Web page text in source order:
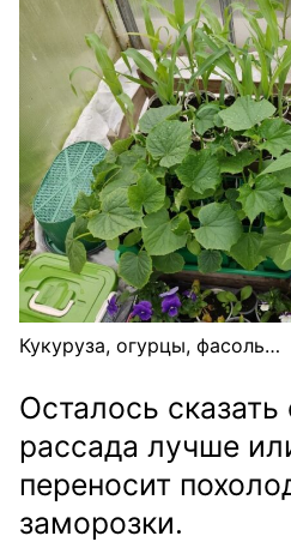
Кукуруза, огурцы, фасоль…
Осталось сказать
рассада лучше
переносит
заморозки.